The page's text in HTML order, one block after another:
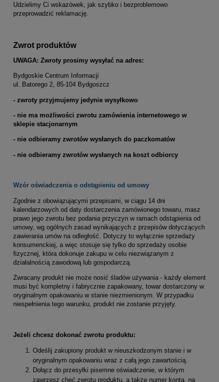
Udzielimy Ci wskazówek, jak szybko i bezproblemowo
przeprowadzić reklamację.
Zwrot produktów
UWAGA: Zwroty prosimy wysyłać na adres:
Bydgoskie Centrum Informacji
ul. Batorego 2, 85-104 Bydgoszcz
- zwroty przyjmujemy jedynie wysyłkowo
- nie ma możliwości zwrotu zamówienia internetowego w
sklepie stacjonarnym
- nie odbieramy zwrotów wysłanych do paczkomatów
- nie odbieramy zwrotów wysłanych na koszt odbiorcy
Wzór oświadczenia o odstąpieniu od umowy
Zgodnie z obowiązującymi przepisami, w ciągu 14 dni
kalendarzowych od daty dostarczenia zamówionego towaru, masz
prawo jego zwrotu bez podania przyczyn w ramach odstąpienia od
umowy, wg ogólnych zasad wynikających z przepisów dotyczących
zawierania umów na odległość. Dotyczy to wyłącznie sprzedaży
konsumenckiej, a więc stosuje się tylko do sprzedaży osobie
fizycznej, która dokonuje zakupu w celu niezwiązanym z
działalnością zawodową lub gospodarczą.
Zwracany produkt nie może nosić śladów używania - każdy element
musi być kompletny i fabrycznie zapakowany, towar dostarczony w
oryginalnym opakowaniu w stanie niezmienionym. W przypadku
niespełnienia tego warunku, produkt nie zostanie przyjęty.
Jeżeli chcesz dokonać zwrotu produktu:
Odeślij zakupiony produkt w nieuszkodzonym stanie i w
oryginalnym opakowaniu wraz z całą jego zawartością.
Dołącz do przesyłki pisemne oświadczenie, w którym
zawrzesz chęć zwrotu produktu, a także numer konta, na